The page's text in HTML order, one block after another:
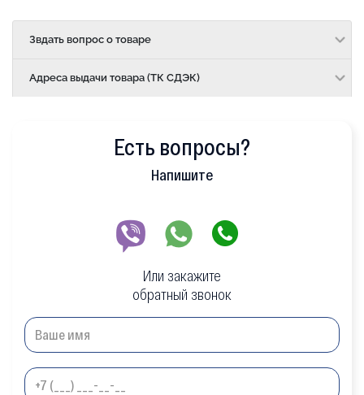
Звдать вопрос о товаре
Адреса выдачи товара (ТК СДЭК)
Есть вопросы?
Напишите
Или закажите
обратный звонок